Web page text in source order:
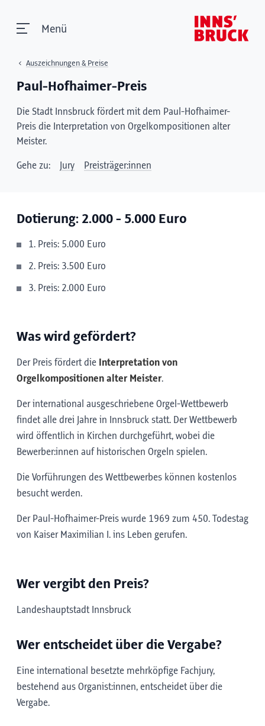
Menü
Auszeichnungen & Preise
Paul-Hofhaimer-Preis
Die Stadt Innsbruck fördert mit dem Paul-Hofhaimer-
Preis die Interpretation von Orgelkompositionen alter
Meister.
Gehe zu: Jury Preisträger:innen
Dotierung: 2.000 - 5.000 Euro
1. Preis: 5.000 Euro
2. Preis: 3.500 Euro
3. Preis: 2.000 Euro
Was wird gefördert?
Der Preis fördert die Interpretation von
Orgelkompositionen alter Meister.
Der international ausgeschriebene Orgel-Wettbewerb
findet alle drei Jahre in Innsbruck statt. Der Wettbewerb
wird öffentlich in Kirchen durchgeführt, wobei die
Bewerber:innen auf historischen Orgeln spielen.
Die Vorführungen des Wettbewerbes können kostenlos
besucht werden.
Der Paul-Hofhaimer-Preis wurde 1969 zum 450. Todestag
von Kaiser Maximilian I. ins Leben gerufen.
Wer vergibt den Preis?
Landeshauptstadt Innsbruck
Wer entscheidet über die Vergabe?
Eine international besetzte mehrköpfige Fachjury,
bestehend aus Organist:innen, entscheidet über die
Vergabe.